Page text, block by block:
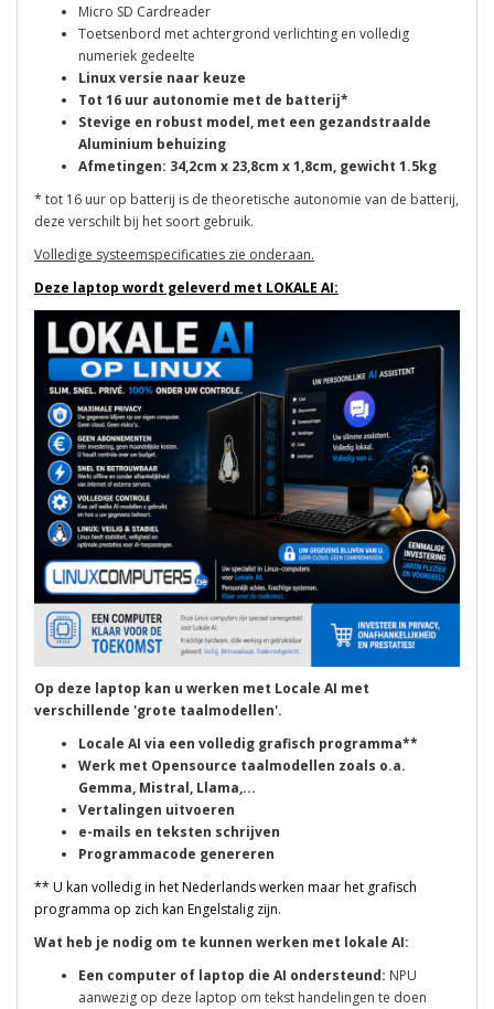
Micro SD Cardreader
Toetsenbord met achtergrond verlichting en volledig
numeriek gedeelte
Linux versie naar keuze
Tot 16 uur autonomie met de batterij*
Stevige en robust model, met een gezandstraalde
Aluminium behuizing
Afmetingen: 34,2cm x 23,8cm x 1,8cm, gewicht 1.5kg
* tot 16 uur op batterij is de theoretische autonomie van de batterij,
deze verschilt bij het soort gebruik.
Volledige systeemspecificaties zie onderaan.
Deze laptop wordt geleverd met LOKALE AI:
Op deze laptop kan u werken met Locale AI met
verschillende 'grote taalmodellen'.
Locale AI via een volledig grafisch programma**
Werk met Opensource taalmodellen zoals o.a.
Gemma, Mistral, Llama,...
Vertalingen uitvoeren
e-mails en teksten schrijven
Programmacode genereren
** U kan volledig in het Nederlands werken maar het grafisch
programma op zich kan Engelstalig zijn.
Wat heb je nodig om te kunnen werken met lokale AI:
Een computer of laptop die AI ondersteund: NPU
aanwezig op deze laptop om tekst handelingen te doen